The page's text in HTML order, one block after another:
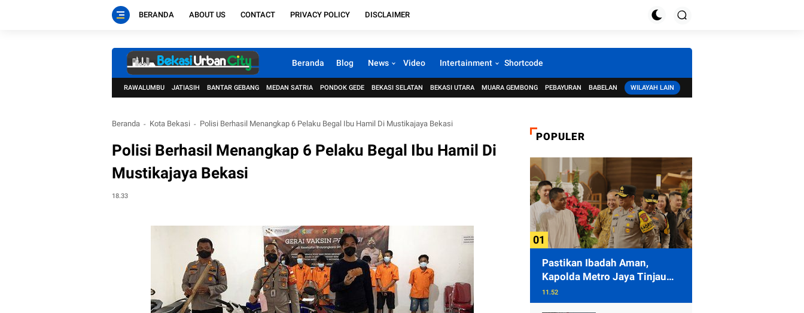
BERANDA ABOUT US CONTACT PRIVACY POLICY DISCLAIMER
Beranda Blog News Video Intertainment Shortcode
RAWALUMBU JATIASIH BANTAR GEBANG MEDAN SATRIA PONDOK GEDE BEKASI SELATAN BEKASI UTARA MUARA GEMBONG PEBAYURAN BABELAN WILAYAH LAIN
Beranda Kota Bekasi Polisi Berhasil Menangkap 6 Pelaku Begal Ibu Hamil Di Mustikajaya Bekasi
Polisi Berhasil Menangkap 6 Pelaku Begal Ibu Hamil Di
Mustikajaya Bekasi
18.33
POPULER
Pastikan Ibadah Aman,
Kapolda Metro Jaya Tinjau
Pengamanan Gereja di Kelapa
Gading
11.52